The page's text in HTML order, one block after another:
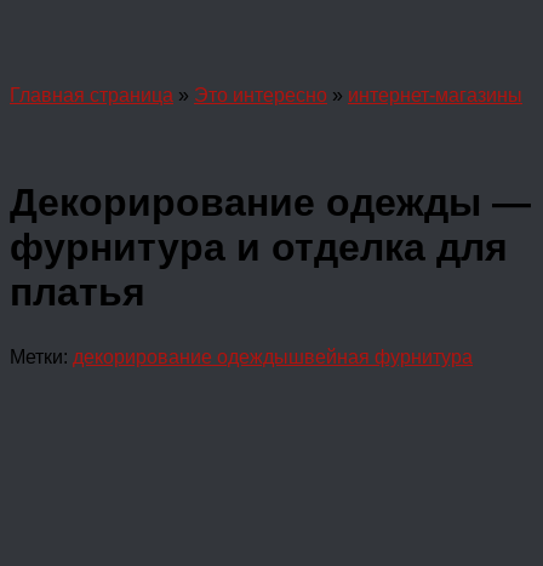
Главная страница » Это интересно » интернет-магазины
Декорирование одежды —
фурнитура и отделка для
платья
Метки: декорирование одеждышвейная фурнитура